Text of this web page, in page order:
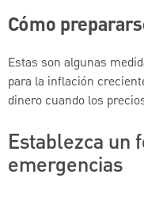
Cómo
Estas son algunas
para la inflación
dinero cuando los
Establezca un
emergencias